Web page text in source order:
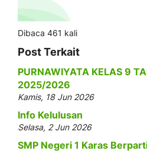
Dibaca 461 kali
Post Terkait
PURNAWIYATA KELAS 9
2025/2026
Kamis, 18 Jun 2026
Info Kelulusan
Selasa, 2 Jun 2026
SMP Negeri 1 Karas